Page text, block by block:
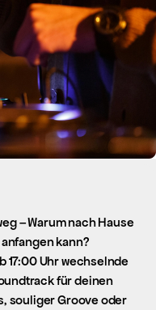
– Warum nach Hause
kann?
17:00 Uhr wechselnde
für deinen
souliger Groove oder